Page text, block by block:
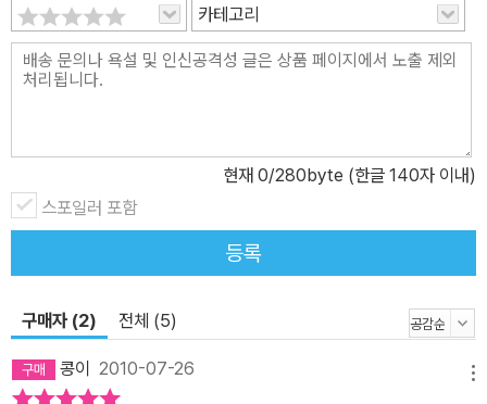
카테고리
현재 0/280byte (한글 140자 이내)
스포일러 포함
등록
구매자 (2) 전체 (5)
콩이 2010-07-26